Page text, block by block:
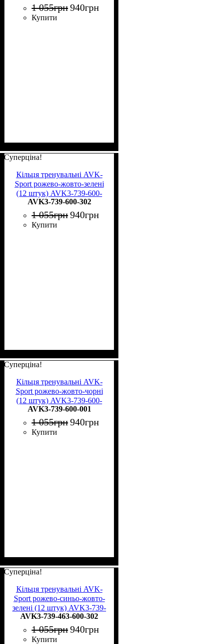
1 055грн940грн
Купити
Суперціна!
Кільця тренувальні AVK-
Sport рожево-жовто-зелені
(12 штук) AVK3-739-600-
302
AVK3-739-600-302
1 055грн940грн
Купити
Суперціна!
Кільця тренувальні AVK-
Sport рожево-жовто-чорні
(12 штук) AVK3-739-600-
001
AVK3-739-600-001
1 055грн940грн
Купити
Суперціна!
Кільця тренувальні AVK-
Sport рожево-синьо-жовто-
зелені (12 штук) AVK3-739-
463-600-302
AVK3-739-463-600-302
1 055грн940грн
Купити